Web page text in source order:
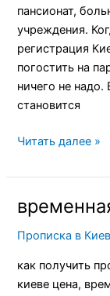
пансионат,
учреждения.
регистрация
погостить на
ничего не надо.
становится
Читать далее »
Прописка в
как получить
киеве цена,
временная
в
киеве
цена